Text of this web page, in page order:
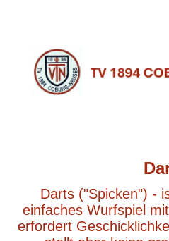
Darts ("Spicken") -
einfaches Wurfspiel
erfordert